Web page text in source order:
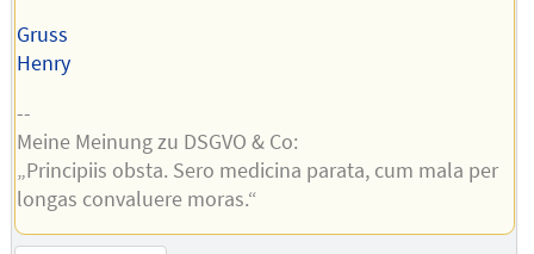
Gruss
Henry
--
Meine Meinung zu DSGVO & Co:
„Principiis obsta. Sero medicina parata, cum mala per
longas convaluere moras.“